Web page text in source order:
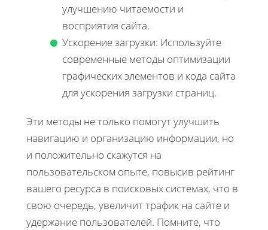
улучшению читаемости и
восприятия сайта.
Ускорение загрузки: Используйте
современные методы оптимизации
графических элементов и кода сайта
для ускорения загрузки страниц.
Эти методы не только помогут улучшить
навигацию и организацию информации, но
и положительно скажутся на
пользовательском опыте, повысив рейтинг
вашего ресурса в поисковых системах, что в
свою очередь, увеличит трафик на сайте и
удержание пользователей. Помните, что